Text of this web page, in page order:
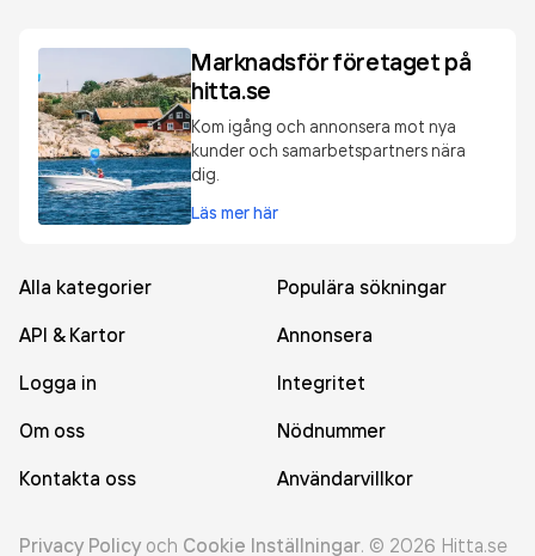
Marknadsför företaget på
hitta.se
Kom igång och annonsera mot nya
kunder och samarbetspartners nära
dig.
Läs mer här
Alla kategorier
Populära sökningar
API & Kartor
Annonsera
Logga in
Integritet
Om oss
Nödnummer
Kontakta oss
Användarvillkor
Privacy Policy och Cookie Inställningar. © 2026 Hitta.se